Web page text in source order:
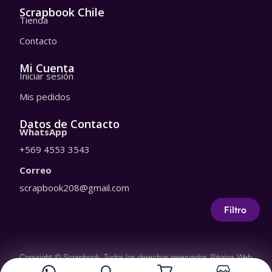
Filtro
t
s
p
t
Scrapbook Chile
Tienda
Contacto
Mi Cuenta
Iniciar sesión
Mis pedidos
Datos de Contacto
WhatsApp
+569 4553 3543
Correo
scrapbook208@gmail.com
Copyright © Scrapbook. Todos los derechos reservados.Página Web